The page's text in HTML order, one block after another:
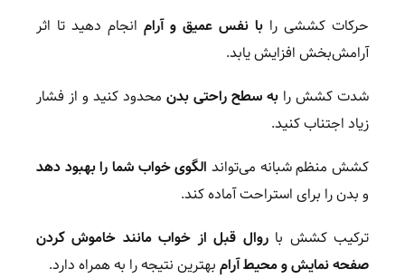
حرکات کششی را با نفس عمیق و آرام انجام دهید تا اثر
آرامش‌بخش افزایش یابد.
شدت کشش را به سطح راحتی بدن محدود کنید و از فشار
زیاد اجتناب کنید.
کشش منظم شبانه می‌تواند الگوی خواب شما را بهبود دهد
و بدن را برای استراحت آماده کند.
ترکیب کشش باروال قبل از خواب مانند خاموش کردن
صفحه نمایش و محیط آرام بهترین نتیجه را به همراه دارد.